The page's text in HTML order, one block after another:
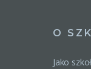
O
Jako